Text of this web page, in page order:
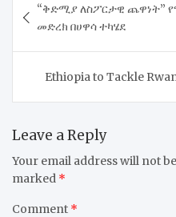
navigation
“ቅድሚያ ለስፖርታዊ ጨዋነት”
መድረክ በሀዋሳ ተካሄደ
Ethiopia to Tackle
Leave a Reply
Your email address will not
marked *
Comment *